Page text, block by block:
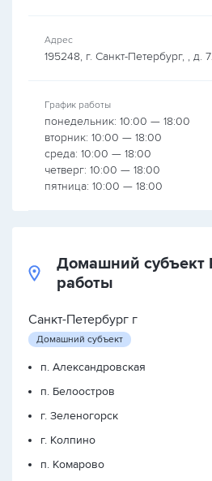
Адрес
195248, г. Санкт-Петербург, , д.
График работы
понедельник: 10:00 — 18:00
вторник: 10:00 — 18:00
среда: 10:00 — 18:00
четверг: 10:00 — 18:00
пятница: 10:00 — 18:00
Домашний субъект
работы
Санкт-Петербург г
Домашний субъект
п. Александровская
п. Белоостров
г. Зеленогорск
г. Колпино
п. Комарово